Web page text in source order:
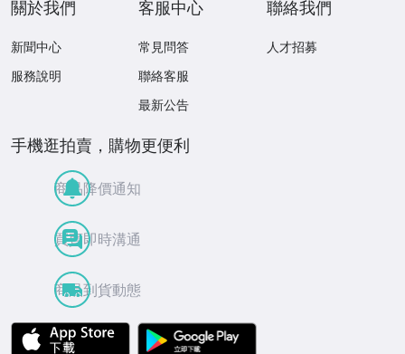
關於我們
新聞中心
服務說明
客服中心
常見問答
聯絡客服
最新公告
聯絡我們
人才招募
手機逛拍賣，購物更便利
商品降價通知
買賣即時溝通
商品到貨動態
APP Store